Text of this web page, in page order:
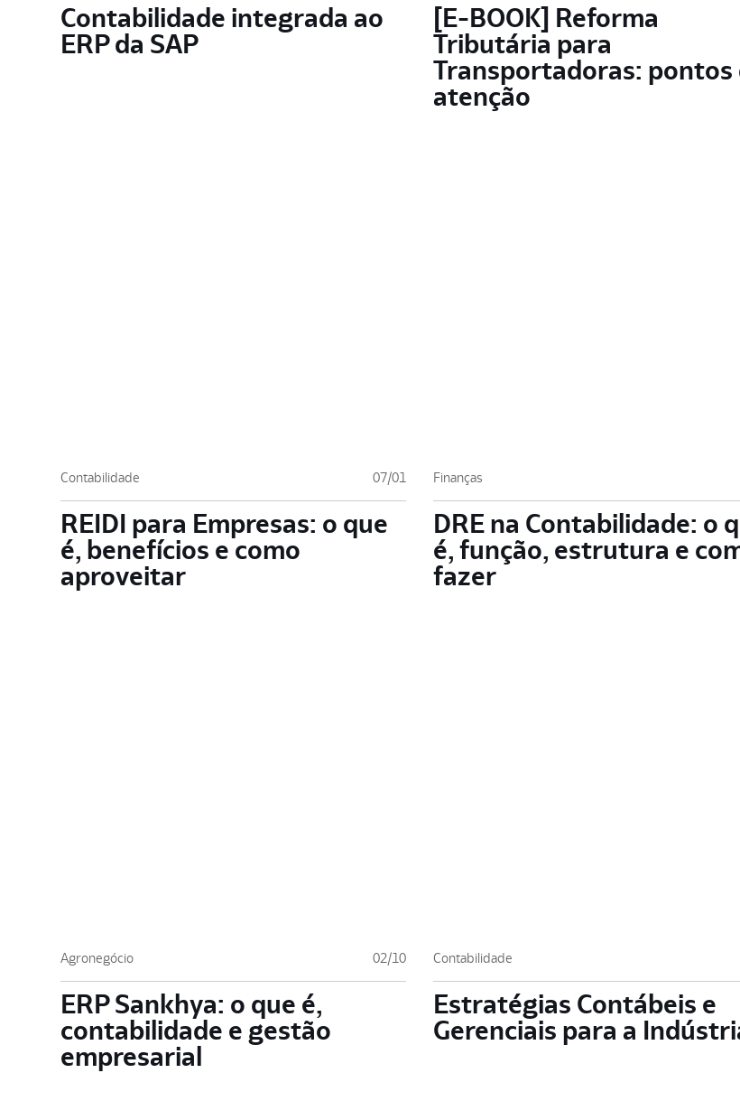
Contabilidade integrada ao
ERP da SAP
[E-BOOK] Reforma
Tributária para
Transportadoras: pontos
atenção
Contabilidade 07/01
REIDI para Empresas: o que
é, benefícios e como
aproveitar
Finanças
DRE na Contabilidade: o
é, função, estrutura e
fazer
Agronegócio 02/10
ERP Sankhya: o que é,
contabilidade e gestão
empresarial
Contabilidade
Estratégias Contábeis e
Gerenciais para a